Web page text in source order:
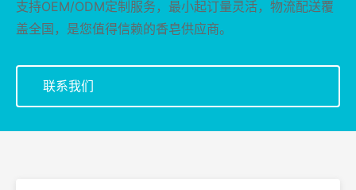
支持OEM/ODM定制服务，最小起订量灵活，物流配送覆
盖全国，是您值得信赖的香皂供应商。
联系我们